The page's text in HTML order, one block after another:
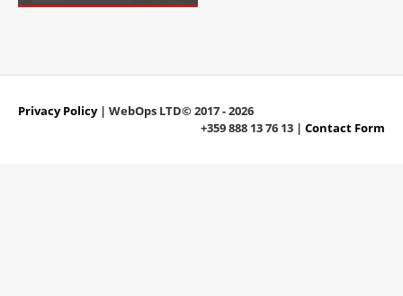
Privacy Policy| WebOps LTD© 2017 - 2026
+359 888 13 76 13 | Contact Form